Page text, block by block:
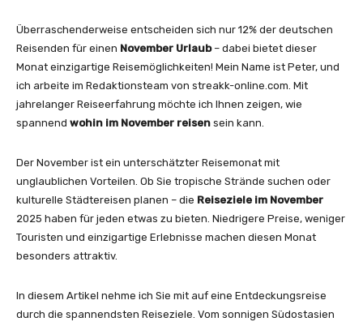
Überraschenderweise entscheiden sich nur 12% der deutschen
Reisenden für einen November Urlaub– dabei bietet dieser
Monat einzigartige Reisemöglichkeiten! Mein Name ist Peter, und
ich arbeite im Redaktionsteam von streakk-online.com. Mit
jahrelanger Reiseerfahrung möchte ich Ihnen zeigen, wie
spannend wohin im November reisen sein kann.
Der November ist ein unterschätzter Reisemonat mit
unglaublichen Vorteilen. Ob Sie tropische Strände suchen oder
kulturelle Städtereisen planen – die Reiseziele im November
2025 haben für jeden etwas zu bieten. Niedrigere Preise, weniger
Touristen und einzigartige Erlebnisse machen diesen Monat
besonders attraktiv.
In diesem Artikel nehme ich Sie mit auf eine Entdeckungsreise
durch die spannendsten Reiseziele. Vom sonnigen Südostasien